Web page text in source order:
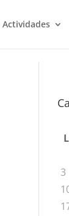
Actividades
L
3